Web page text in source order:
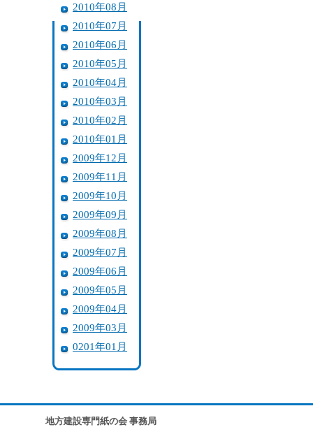
2010年08月
2010年07月
2010年06月
2010年05月
2010年04月
2010年03月
2010年02月
2010年01月
2009年12月
2009年11月
2009年10月
2009年09月
2009年08月
2009年07月
2009年06月
2009年05月
2009年04月
2009年03月
0201年01月
地方建設専門紙の会 事務局